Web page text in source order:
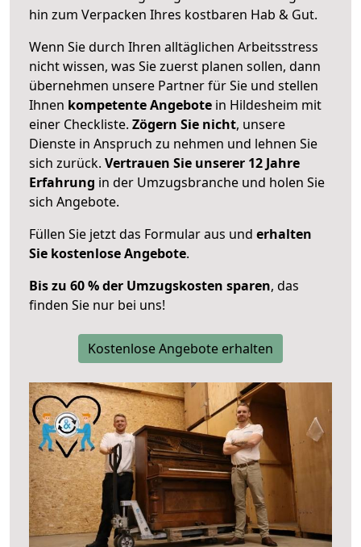
hin zum Verpacken Ihres kostbaren Hab & Gut.
Wenn Sie durch Ihren alltäglichen Arbeitsstress
nicht wissen, was Sie zuerst planen sollen, dann
übernehmen unsere Partner für Sie und stellen
Ihnen kompetente Angebote in Hildesheim mit
einer Checkliste. Zögern Sie nicht, unsere
Dienste in Anspruch zu nehmen und lehnen Sie
sich zurück. Vertrauen Sie unserer 12 Jahre
Erfahrung in der Umzugsbranche und holen Sie
sich Angebote.
Füllen Sie jetzt das Formular aus und erhalten
Sie kostenlose Angebote.
Bis zu 60 % der Umzugskosten sparen, das
finden Sie nur bei uns!
Kostenlose Angebote erhalten